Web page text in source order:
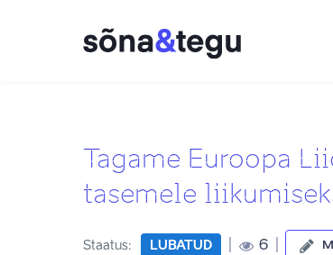
Tagame Euroopa
tasemele
Staatus: LUBATUD 6